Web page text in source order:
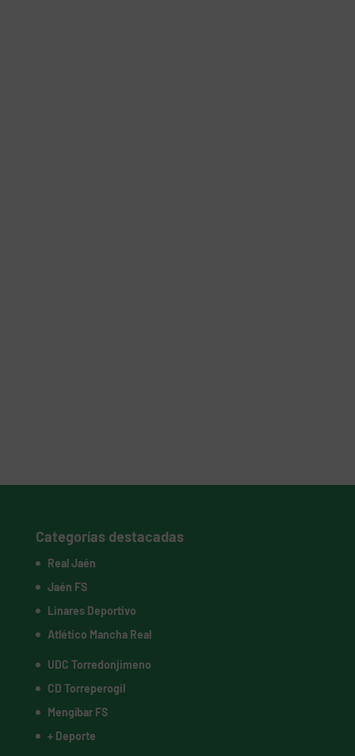
Categorías destacadas
Real Jaén
Jaén FS
Linares Deportivo
Atlético Mancha Real
UDC Torredonjimeno
CD Torreperogil
Mengíbar FS
+ Deporte